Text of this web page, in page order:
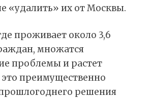
«удалить» их от Москвы.
проживает около 3,6
множатся
проблемы и растет
это преимущественно
решения